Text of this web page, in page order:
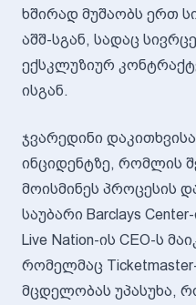
ხშირად მუშაობს ერთ
აშშ-სგან, სადაც
ექსკლუზიურ
ისგან.
ჯვარედინი
ინციდენტზე, რომლის
მოისმინეს პროცესის
საუბარი Barclays
Live Nation-ის CEO-ს
რომელმაც
მცდელობას უპასუხა,